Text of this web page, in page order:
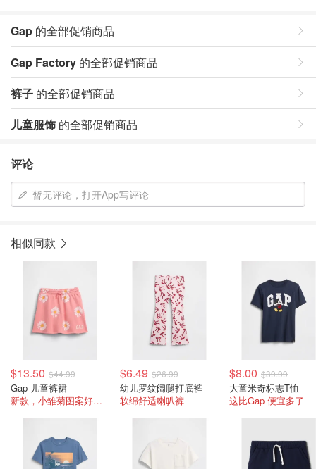
Gap 的全部促销商品
Gap Factory 的全部促销商品
裤子 的全部促销商品
儿童服饰 的全部促销商品
评论
暂无评论，打开App写评论
相似同款
$13.50 $44.99
Gap 儿童裤裙
新款，小雏菊图案好可爱
$6.49 $26.99
幼儿罗纹阔腿打底裤
软绵舒适喇叭裤
$8.00 $39.99
大童米奇标志T恤
这比Gap 便宜多了